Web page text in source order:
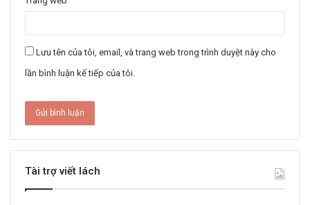
Lưu tên của tôi, email, và trang web trong trình duyệt này cho
lần bình luận kế tiếp của tôi.
Tài trợ viết lách